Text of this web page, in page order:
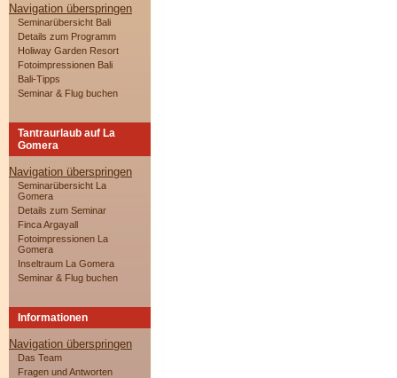
Navigation überspringen
Seminarübersicht Bali
Details zum Programm
Holiway Garden Resort
Fotoimpressionen Bali
Bali-Tipps
Seminar & Flug buchen
Tantraurlaub auf La
Gomera
Navigation überspringen
Seminarübersicht La
Gomera
Details zum Seminar
Finca Argayall
Fotoimpressionen La
Gomera
Inseltraum La Gomera
Seminar & Flug buchen
Informationen
Navigation überspringen
Das Team
Fragen und Antworten